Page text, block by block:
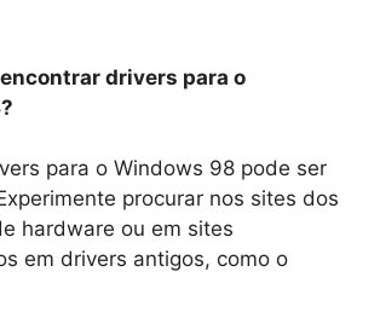
drivers para o
para o Windows 98 pode ser
procurar nos sites dos
hardware ou em sites
em drivers antigos, como o